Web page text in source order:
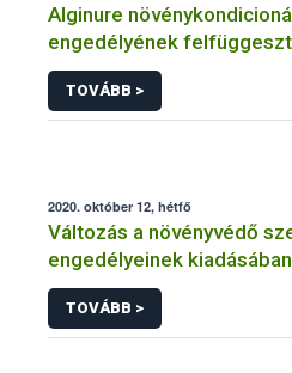
Alginure
engedélyének
TOVÁBB >
2020. október 12, hétfő
Változás a növényvédő
engedélyeinek kiadásában
TOVÁBB >